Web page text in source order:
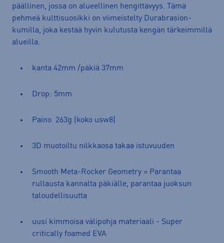
päällinen, jossa on alueellinen hengittävyys. Tämä
pehmeä kulttisuosikki on viimeistelty Durabrasion-
kumilla, joka kestää hyvin kulutusta kengän tärkeimmillä
alueilla.
kanta 42mm /päkiä 37mm
Drop: 5mm
Paino 263g (koko usw8)
3D muotoiltu nilkkaosa takaa istuvuuden
Smooth Meta-Rocker Geometry = Parantaa
rullausta kannalta päkiälle, parantaa juoksun
taloudellisuutta
uusi kimmoisa välipohja materiaali - Super
critically foamed EVA